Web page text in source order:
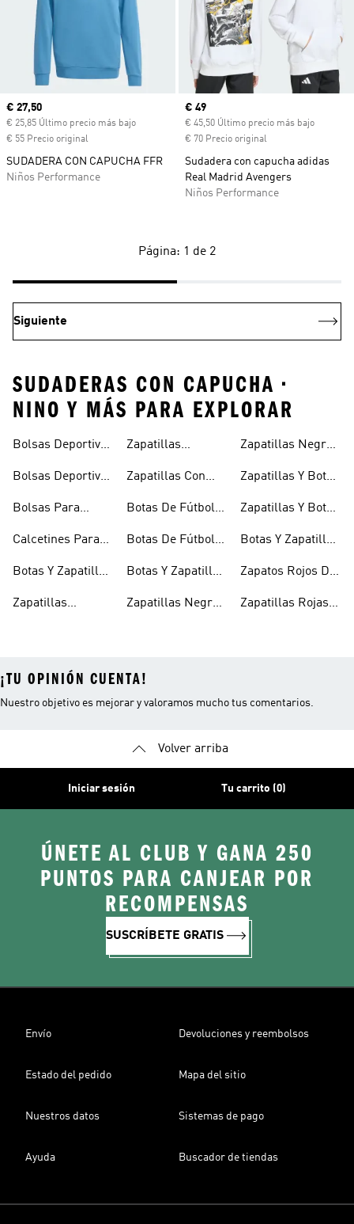
Precio actual
€ 27,50
€ 25,85 Último precio más bajo
€ 55 Precio original
SUDADERA CON CAPUCHA FFR
Niños Performance
Precio actual
€ 49
€ 45,50 Último precio más bajo
€ 70 Precio original
Sudadera con capucha adidas
Real Madrid Avengers
Niños Performance
Página: 1 de 2
Siguiente
SUDADERAS CON CAPUCHA •
NINO Y MÁS PARA EXPLORAR
Bolsas Deportivas
Bolsas Deportivas
Bolsas Para
Calcetines Para
Botas Y Zapatillas
Zapatillas
Niñas
Zapatillas
Niños
Zapatillas Con
Niños
Botas De Fútbol
Botas De Fútbol
Botas Y Zapatillas
Niños
Zapatillas Negras
Zapatillas Negras
Zapatillas Y Botas
Zapatillas Y Botas
Botas Y Zapatillas
Zapatos Rojos De
Zapatillas Rojas
¡TU OPINIÓN CUENTA!
Nuestro objetivo es mejorar y valoramos mucho tus comentarios.
Volver arriba
Iniciar sesión Tu carrito (0)
ÚNETE AL CLUB Y GANA 250
PUNTOS PARA CANJEAR POR
RECOMPENSAS
SUSCRÍBETE GRATIS
Envío Devoluciones y reembolsos
Estado del pedido Mapa del sitio
Nuestros datos Sistemas de pago
Ayuda Buscador de tiendas